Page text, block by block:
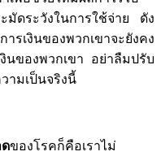
ดระวังในการใช้จ่าย
ดัง
เงินของพวกเขาจะยังคง
นของพวกเขา
อย่าลืมปรับ
ามเป็นจริงนี้
ของโรคก็คือเราไม่